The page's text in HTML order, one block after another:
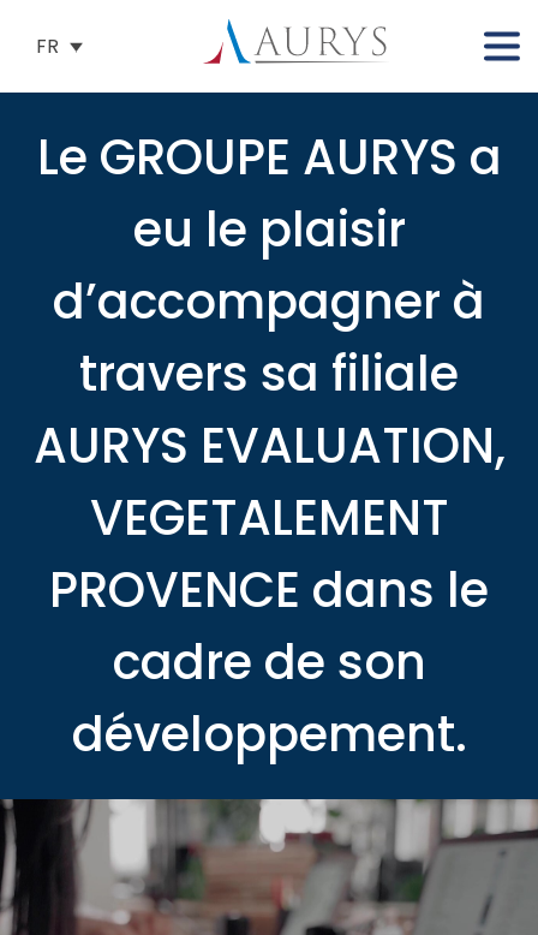
FR
Le GROUPE AURYS a
eu le plaisir
d’accompagner à
travers sa filiale
AURYS EVALUATION,
VEGETALEMENT
PROVENCE dans le
cadre de son
développement.